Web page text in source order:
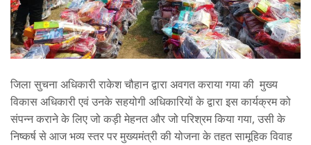
जिला सुचना अधिकारी राकेश चौहान द्वारा अवगत कराया गया की मुख्य
विकास अधिकारी एवं उनके सहयोगी अधिकारियों के द्वारा इस कार्यक्रम को
संपन्न कराने के लिए जो कड़ी मेहनत और जो परिश्रम किया गया, उसी के
निष्कर्ष से आज भव्य स्तर पर मुख्यमंत्री की योजना के तहत सामूहिक विवाह